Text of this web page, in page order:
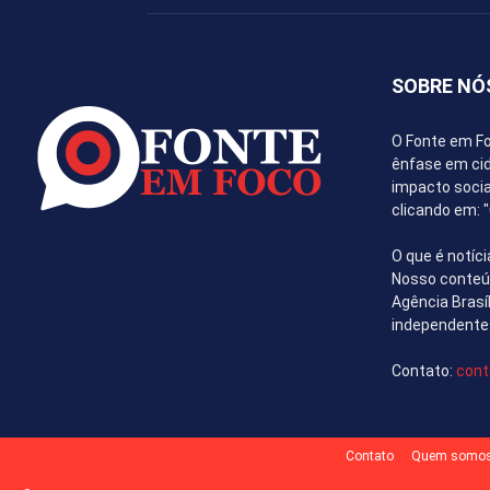
SOBRE
O Fonte em
ênfase em
impacto
clicando em:
O que é
Nosso
Agência
Contato:
Contato Quem